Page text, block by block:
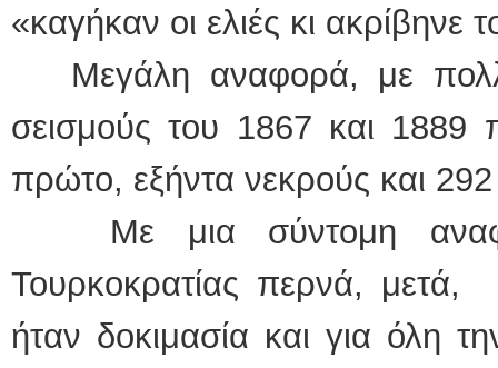
«καγήκαν οι ελιές κι ακρίβηνε
Μεγάλη αναφορά, με πολλά
σεισμούς του 1867 και
πρώτο, εξήντα νεκρούς και
Με μια σύντομη
Τουρκοκρατίας περνά,
ήταν δοκιμασία και για όλη